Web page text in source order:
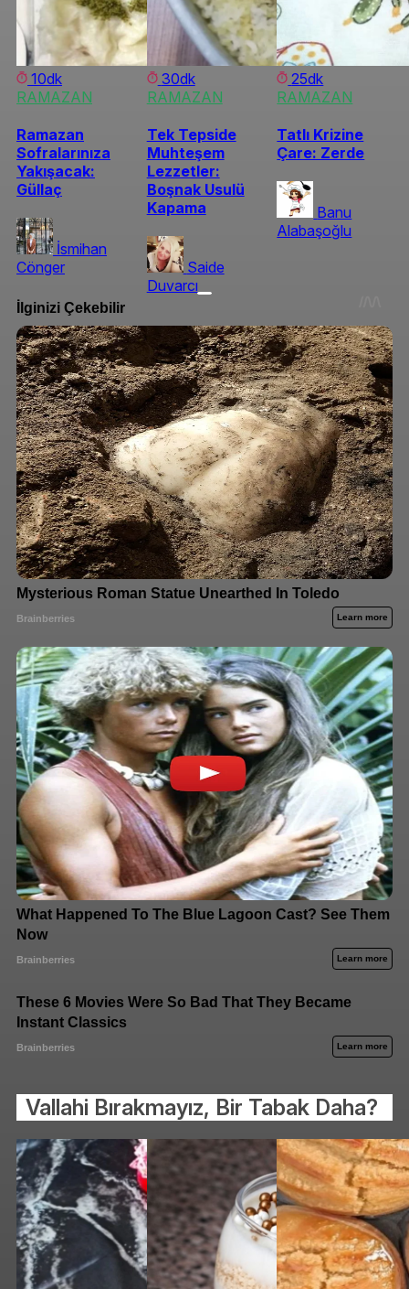
10dk
RAMAZAN
Ramazan
Sofralarınıza
Yakışacak:
Güllaç
İsmihan
Cönger
30dk
RAMAZAN
Tek Tepside
Muhteşem
Lezzetler:
Boşnak Usulü
Kapama
Saide
Duvarcı
25dk
RAMAZAN
Tatlı Krizine
Çare: Zerde
Banu
Alabaşoğlu
Vallahi Bırakmayız, Bir Tabak Daha?